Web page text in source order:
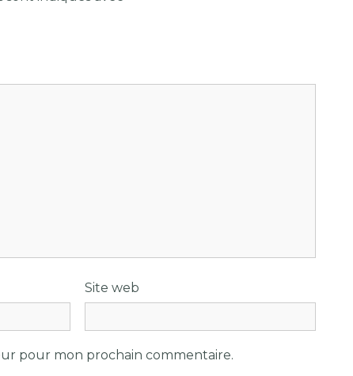
Site web
pour mon prochain commentaire.